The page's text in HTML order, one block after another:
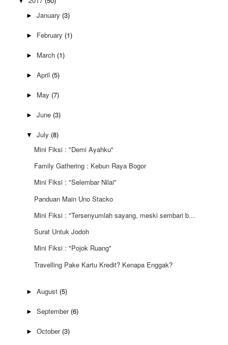
► January (3)
► February (1)
► March (1)
► April (5)
► May (7)
► June (3)
▼ July (8)
Mini Fiksi : "Demi Ayahku"
Family Gathering : Kebun Raya Bogor
Mini Fiksi : "Selembar Nilai"
Panduan Main Uno Stacko
Mini Fiksi : "Tersenyumlah sayang, meski sembari b...
Surat Untuk Jodoh
Mini Fiksi : "Pojok Ruang"
Travelling Pake Kartu Kredit? Kenapa Enggak?
► August (5)
► September (6)
► October (3)